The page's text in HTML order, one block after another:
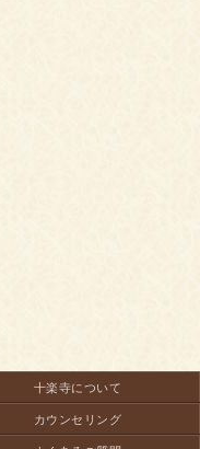
十楽寺について
カウンセリング